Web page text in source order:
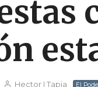
Hector I Tapia El